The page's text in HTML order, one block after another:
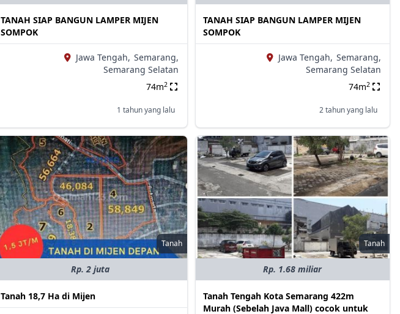
TANAH SIAP BANGUN LAMPER MIJEN
SOMPOK
Jawa Tengah, Semarang,
Semarang Selatan
74m2
1 tahun yang lalu
TANAH SIAP BANGUN LAMPER MIJEN
SOMPOK
Jawa Tengah, Semarang,
Semarang Selatan
74m2
2 tahun yang lalu
Tanah
Rp. 2 juta
Tanah 18,7 Ha di Mijen
Tanah
Rp. 1.68 miliar
Tanah Tengah Kota Semarang 422m
Murah (Sebelah Java Mall) cocok untuk